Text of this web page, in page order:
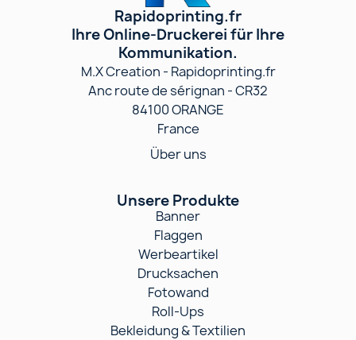
Rapidoprinting.fr
Ihre Online-Druckerei für Ihre
Kommunikation.
M.X Creation - Rapidoprinting.fr
Anc route de sérignan - CR32
84100 ORANGE
France
Über uns
Unsere Produkte
Banner
Flaggen
Werbeartikel
Drucksachen
Fotowand
Roll-Ups
Bekleidung & Textilien